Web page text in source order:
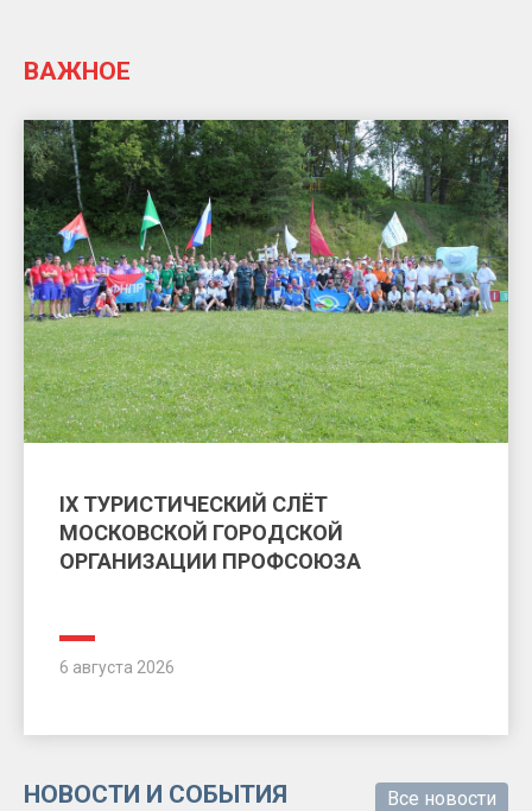
ВАЖНОЕ
IX ТУРИСТИЧЕСКИЙ СЛЁТ
МОСКОВСКОЙ ГОРОДСКОЙ
ОРГАНИЗАЦИИ ПРОФСОЮЗА
6 августа 2026
НОВОСТИ И СОБЫТИЯ Все новости